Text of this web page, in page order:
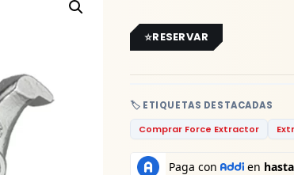
🏷️ ETIQUETAS DESTACADAS
Comprar Force Extractor
RESERVAR